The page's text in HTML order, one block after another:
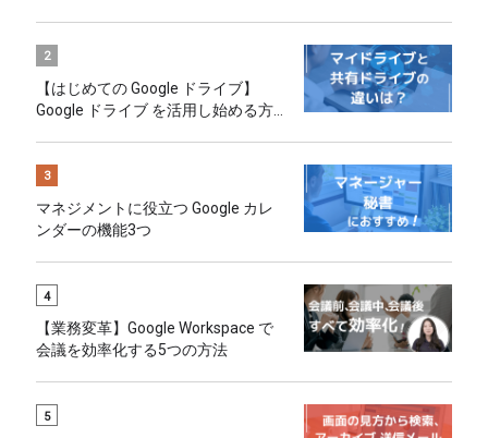
2
【はじめての Google ドライブ】
Google ドライブ を活用し始める方
3
マネジメントに役立つ Google カレ
ンダーの機能3つ
4
【業務変革】Google Workspace で
会議を効率化する5つの方法
5